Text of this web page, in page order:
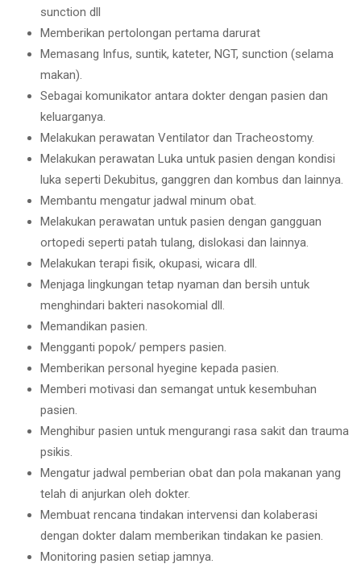
sunction dll
Memberikan pertolongan pertama darurat
Memasang Infus, suntik, kateter, NGT, sunction (selama
makan).
Sebagai komunikator antara dokter dengan pasien dan
keluarganya.
Melakukan perawatan Ventilator dan Tracheostomy.
Melakukan perawatan Luka untuk pasien dengan kondisi
luka seperti Dekubitus, ganggren dan kombus dan lainnya.
Membantu mengatur jadwal minum obat.
Melakukan perawatan untuk pasien dengan gangguan
ortopedi seperti patah tulang, dislokasi dan lainnya.
Melakukan terapi fisik, okupasi, wicara dll.
Menjaga lingkungan tetap nyaman dan bersih untuk
menghindari bakteri nasokomial dll.
Memandikan pasien.
Mengganti popok/ pempers pasien.
Memberikan personal hyegine kepada pasien.
Memberi motivasi dan semangat untuk kesembuhan
pasien.
Menghibur pasien untuk mengurangi rasa sakit dan trauma
psikis.
Mengatur jadwal pemberian obat dan pola makanan yang
telah di anjurkan oleh dokter.
Membuat rencana tindakan intervensi dan kolaberasi
dengan dokter dalam memberikan tindakan ke pasien.
Monitoring pasien setiap jamnya.